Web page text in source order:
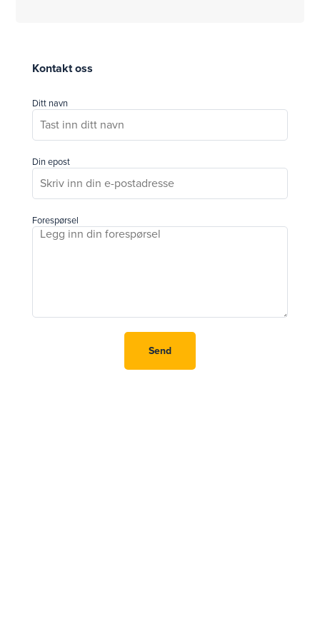
Kontakt oss
Ditt navn
Din epost
Forespørsel